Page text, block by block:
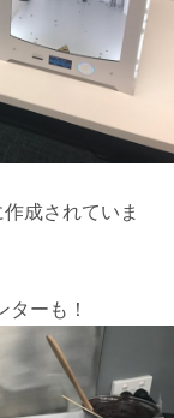
成されていま
ーも！